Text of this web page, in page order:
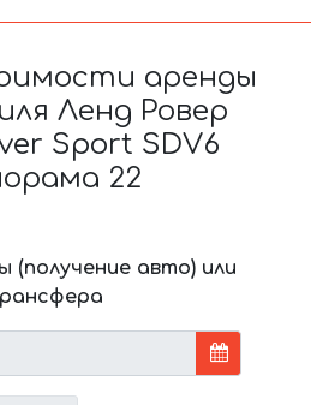
аренды
Ленд Ровер
Sport SDV6
22
(получение авто) или